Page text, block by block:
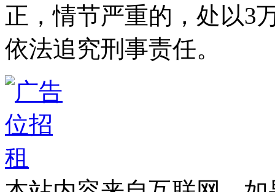
正，情节严重的，处以3
依法追究刑事责任。